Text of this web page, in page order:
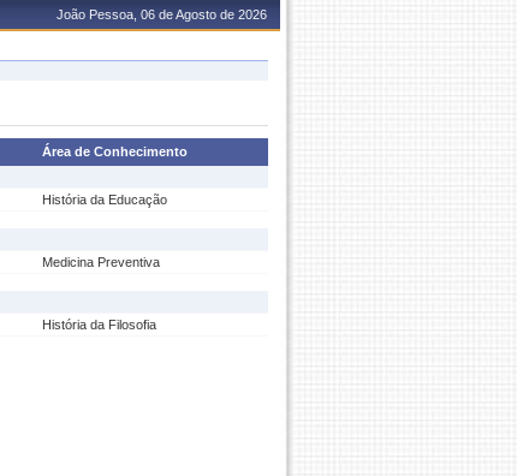
João Pessoa, 06 de Agosto de 2026
Área de Conhecimento
História da Educação
Medicina Preventiva
História da Filosofia